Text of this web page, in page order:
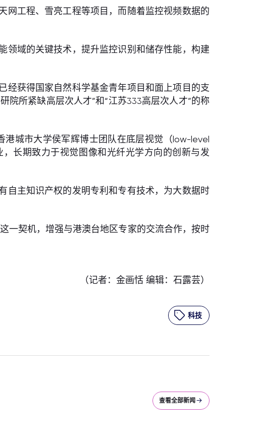
网工程、雪亮工程等项目，而随着监控视频数据的
领域的关键技术，提升监控识别和储存性能，构建
经获得国家自然科学基金青年项目和面上项目的支
院所紧缺高层次人才”和“江苏333高层次人才”的称
城市大学侯军辉博士团队在底层视觉（low-level
长期致力于视觉图像和光纤光学方向的创新与发
自主知识产权的发明专利和专有技术，为大数据时
一契机，增强与港澳台地区专家的交流合作，按时
（记者：金画恬 编辑：石露芸）
科技
查看全部新闻